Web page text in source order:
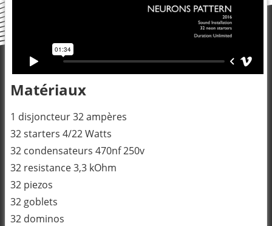
Matériaux
1 disjoncteur 32 ampères
32 starters 4/22 Watts
32 condensateurs 470nf 250v
32 resistance 3,3 kOhm
32 piezos
32 goblets
32 dominos